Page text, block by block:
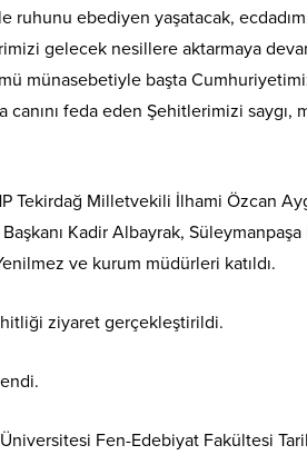
ruhunu ebediyen yaşatacak,
gelecek nesillere aktarmaya
münasebetiyle başta
feda eden Şehitlerimizi saygı,
Tekirdağ Milletvekili İlhami Özcan
Kadir Albayrak,
ve kurum müdürleri katıldı.
ziyaret gerçekleştirildi.
Fen-Edebiyat Fakültesi